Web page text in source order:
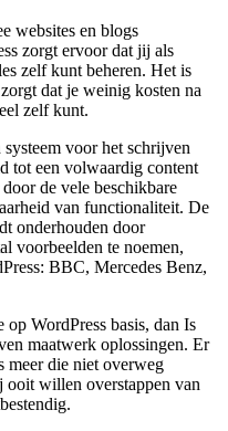
websites en blogs
zorgt ervoor dat jij als
zelf kunt beheren. Het is
dat je weinig kosten na
zelf kunt.
systeem voor het schrijven
tot een volwaardig content
de vele beschikbare
van functionaliteit. De
onderhouden door
voorbeelden te noemen,
BBC, Mercedes Benz,
WordPress basis, dan Is
maatwerk oplossingen. Er
meer die niet overweg
ooit willen overstappen van